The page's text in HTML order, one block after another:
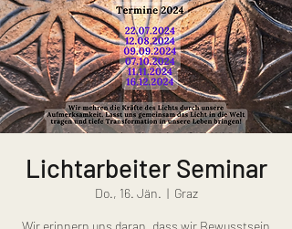
Lichtarbeiter Seminar
Do., 16. Jän.
  |
Graz
Wir erinnern uns daran, dass wir Bewusstsein